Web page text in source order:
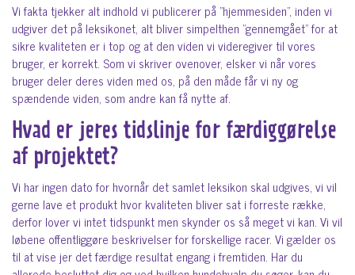
Vi fakta tjekker alt indhold vi publicerer på ”hjemmesiden”, inden vi
udgiver det på leksikonet, alt bliver simpelthen ”gennemgået” for at
sikre kvaliteten er i top og at den viden vi videregiver til vores
bruger, er korrekt. Som vi skriver ovenover, elsker vi når vores
bruger deler deres viden med os, på den måde får vi ny og
spændende viden, som andre kan få nytte af.
Hvad er jeres tidslinje for færdiggørelse
af projektet?
Vi har ingen dato for hvornår det samlet leksikon skal udgives, vi vil
gerne lave et produkt hvor kvaliteten bliver sat i forreste række,
derfor lover vi intet tidspunkt men skynder os så meget vi kan. Vi vil
løbene offentliggøre beskrivelser for forskellige racer. Vi gælder os
til at vise jer det færdige resultat engang i fremtiden. Har du